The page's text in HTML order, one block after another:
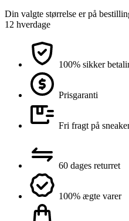
Din valgte størrelse er på
12 hverdage
100% sikker
Prisgaranti
Fri fragt på
60 dages returret
100% ægte varer